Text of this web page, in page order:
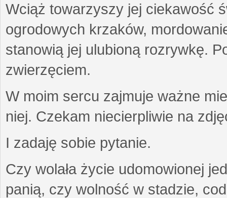
Wciąż towarzyszy jej ciekawość
ogrodowych krzaków,
stanowią jej ulubioną rozrywkę.
zwierzęciem.
W moim sercu zajmuje ważne
niej. Czekam niecierpliwie na
I zadaję sobie pytanie.
Czy wolała życie udomowionej
panią, czy wolność w stadzie,